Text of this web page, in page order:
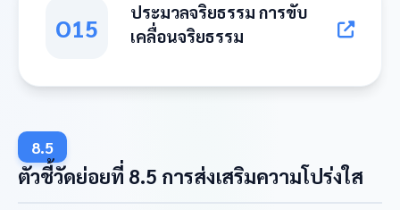
O15
ประมวลจริยธรรม การขับ
เคลื่อนจริยธรรม
8.5
ตัวชี้วัดย่อยที่ 8.5 การส่งเสริมความโปร่งใส